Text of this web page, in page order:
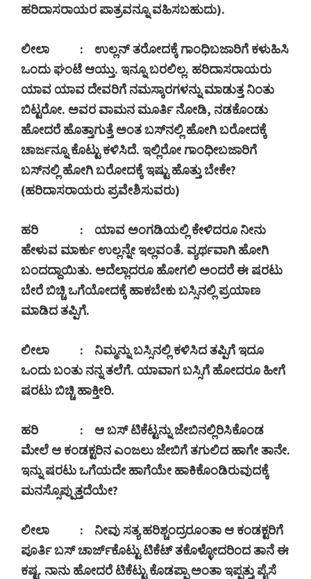
ಹರಿದಾಸರಾಯರ ಪಾತ್ರವನ್ನೂ ವಹಿಸಬಹುದು).
ಲೀಲಾ : ಉಲ್ಲನ್ ತರೋದಕ್ಕೆ ಗಾಂಧಿಬಜಾರಿಗೆ ಕಳುಹಿಸಿ
ಒಂದು ಘಂಟೆ ಆಯ್ತು. ಇನ್ನೂ ಬರಲಿಲ್ಲ. ಹರಿದಾಸರಾಯರು
ಯಾವ ಯಾವ ದೇವರಿಗೆ ನಮಸ್ಕಾರಗಳನ್ನು ಮಾಡುತ್ತ ನಿಂತು
ಬಿಟ್ಟರೋ. ಅವರ ವಾಮನ ಮೂರ್ತಿ ನೋಡಿ, ನಡಕೊಂಡು
ಹೋದರೆ ಹೊತ್ತಾಗುತ್ತೆ ಅಂತ ಬಸ್‍ನಲ್ಲಿ ಹೋಗಿ ಬರೋದಕ್ಕೆ
ಚಾರ್ಜನ್ನೂ ಕೊಟ್ಟು ಕಳಿಸಿದೆ. ಇಲ್ಲಿರೋ ಗಾಂಧೀಬಜಾರಿಗೆ
ಬಸ್‍ನಲ್ಲಿ ಹೋಗಿ ಬರೋದಕ್ಕೆ ಇಷ್ಟು ಹೊತ್ತು ಬೇಕೇ?
(ಹರಿದಾಸರಾಯರು ಪ್ರವೇಶಿಸುವರು)
ಹರಿ : ಯಾವ ಅಂಗಡಿಯಲ್ಲಿ ಕೇಳಿದರೂ ನೀನು
ಹೇಳುವ ಮಾರ್ಕು ಉಲ್ಲನ್ನೇ ಇಲ್ಲವಂತೆ. ವ್ಯರ್ಥವಾಗಿ ಹೋಗಿ
ಬಂದದ್ದಾಯಿತು. ಅದೆಲ್ಲಾದರೂ ಹೋಗಲಿ ಅಂದರೆ ಈ ಷರಟು
ಬೇರೆ ಬಿಚ್ಚಿ ಒಗೆಯೋದಕ್ಕೆ ಹಾಕಬೇಕು ಬಸ್ಸಿನಲ್ಲಿ ಪ್ರಯಾಣ
ಮಾಡಿದ ತಪ್ಪಿಗೆ.
ಲೀಲಾ : ನಿಮ್ಮನ್ನು ಬಸ್ಸಿನಲ್ಲಿ ಕಳಿಸಿದ ತಪ್ಪಿಗೆ ಇದೂ
ಒಂದು ಬಂತು ನನ್ನ ತಲೆಗೆ. ಯಾವಾಗ ಬಸ್ಸಿಗೆ ಹೋದರೂ ಹೀಗೆ
ಷರಟು ಬಿಚ್ಚಿ ಹಾಕ್ತೀರಿ.
ಹರಿ : ಆ ಬಸ್ ಟಿಕೆಟ್ಟನ್ನು ಜೇಬಿನಲ್ಲಿರಿಸಿಕೊಂಡ
ಮೇಲೆ ಆ ಕಂಡಕ್ಟರಿನ ಎಂಜಲು ಜೇಬಿಗೆ ತಗುಲಿದ ಹಾಗೇ ತಾನೇ.
ಇನ್ನು ಷರಟು ಒಗೆಯದೇ ಹಾಗೆಯೇ ಹಾಕಿಕೊಂಡಿರುವುದಕ್ಕೆ
ಮನಸ್ಸೊಪ್ಪುತ್ತದೆಯೇ?
ಲೀಲಾ : ನೀವು ಸತ್ಯ ಹರಿಶ್ಚಂದ್ರರೂಂತಾ ಆ ಕಂಡಕ್ಟರಿಗೆ
ಪೂರ್ತಿ ಬಸ್ ಚಾರ್ಜ್‍ಕೊಟ್ಟು ಟಿಕೆಟ್ ತಕೊಳ್ಳೋದರಿಂದ ತಾನೆ ಈ
ಕಷ್ಟ. ನಾನು ಹೋದರೆ ಟಿಕೆಟ್ಟು ಕೊಡಪ್ಪಾ ಅಂತಾ ಇಪ್ಪತ್ತು ಪೈಸೆ